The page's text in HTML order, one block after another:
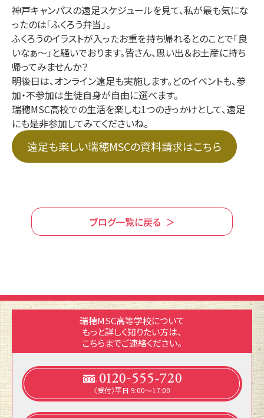
神戸キャンパスの遠足スケジュールを見て、私が最も気にな
ったのは「ふくろう弁当」。
ふくろうのイラストが入ったお重を持ち帰れるとのことで「良
いなぁ～」と騒いでおります。皆さん、思い出＆お土産に持ち
帰ってみませんか？
明後日は、オンライン遠足も実施します。どのイベントも、参
加・不参加は生徒自身が自由に選べます。
瑞穂MSC高校での生活を楽しむ1つのきっかけとして、遠足
にも是非参加してみてくださいね。
遠足も楽しい瑞穂MSCの資料請求はこちら
ブログ一覧に戻る
瑞穂MSC高等学校について
もっと詳しく知りたい方は、
こちらまでご連絡ください。
〈受付〉平日 9:00～17:00